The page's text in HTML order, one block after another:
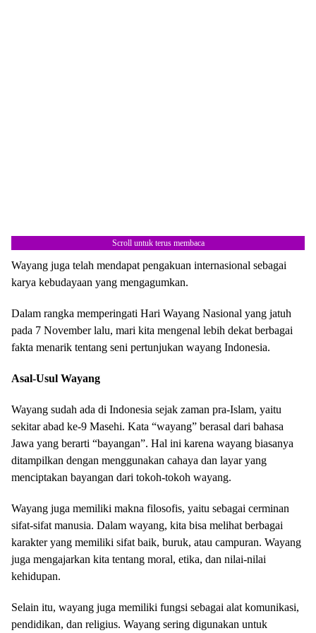
Scroll untuk terus membaca
Wayang juga telah mendapat pengakuan internasional sebagai
karya kebudayaan yang mengagumkan.
Dalam rangka memperingati Hari Wayang Nasional yang jatuh
pada 7 November lalu, mari kita mengenal lebih dekat berbagai
fakta menarik tentang seni pertunjukan wayang Indonesia.
Asal-Usul Wayang
Wayang sudah ada di Indonesia sejak zaman pra-Islam, yaitu
sekitar abad ke-9 Masehi. Kata “wayang” berasal dari bahasa
Jawa yang berarti “bayangan”. Hal ini karena wayang biasanya
ditampilkan dengan menggunakan cahaya dan layar yang
menciptakan bayangan dari tokoh-tokoh wayang.
Wayang juga memiliki makna filosofis, yaitu sebagai cerminan
sifat-sifat manusia. Dalam wayang, kita bisa melihat berbagai
karakter yang memiliki sifat baik, buruk, atau campuran. Wayang
juga mengajarkan kita tentang moral, etika, dan nilai-nilai
kehidupan.
Selain itu, wayang juga memiliki fungsi sebagai alat komunikasi,
pendidikan, dan religius. Wayang sering digunakan untuk